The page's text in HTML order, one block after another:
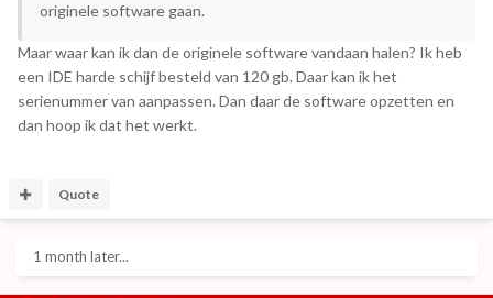
originele software gaan.
Maar waar kan ik dan de originele software vandaan halen? Ik heb
een IDE harde schijf besteld van 120 gb. Daar kan ik het
serienummer van aanpassen. Dan daar de software opzetten en
dan hoop ik dat het werkt.
Quote
1 month later...